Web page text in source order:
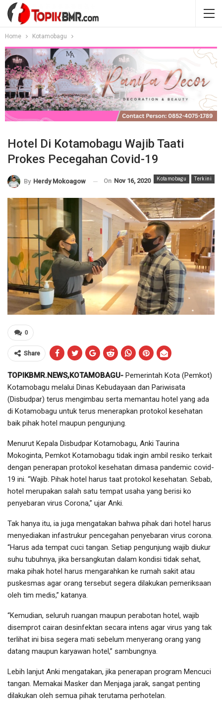
Home Kotamobagu
Hotel Di Kotamobagu Wajib Taati
Prokes Pecegahan Covid-19
Kotamobagu Terkini
By Herdy Mokoagow On Nov 16, 2020
0
Share
TOPIKBMR.NEWS,KOTAMOBAGU- Pemerintah Kota (Pemkot)
Kotamobagu melalui Dinas Kebudayaan dan Pariwisata
(Disbudpar) terus mengimbau serta memantau hotel yang ada
di Kotamobagu untuk terus menerapkan protokol kesehatan
baik pihak hotel maupun pengunjung.
Menurut Kepala Disbudpar Kotamobagu, Anki Taurina
Mokoginta, Pemkot Kotamobagu tidak ingin ambil resiko terkait
dengan penerapan protokol kesehatan dimasa pandemic covid-
19 ini. “Wajib. Pihak hotel harus taat protokol kesehatan. Sebab,
hotel merupakan salah satu tempat usaha yang berisi ko
penyebaran virus Corona,” ujar Anki.
Tak hanya itu, ia juga mengatakan bahwa pihak dari hotel harus
menyediakan infastrukur pencegahan penyebaran virus corona.
“Harus ada tempat cuci tangan. Setiap pengunjung wajib diukur
suhu tubuhnya, jika bersangkutan dalam kondisi tidak sehat,
maka pihak hotel harus mengarahkan ke rumah sakit atau
puskesmas agar orang tersebut segera dilakukan pemeriksaan
oleh tim medis,” katanya.
“Kemudian, seluruh ruangan maupun perabotan hotel, wajib
disemprot cairan desinfektan secara intens agar virus yang tak
terlihat ini bisa segera mati sebelum menyerang orang yang
datang maupun karyawan hotel,” sambungnya.
Lebih lanjut Anki mengatakan, jika penerapan program Mencuci
tangan. Memakai Masker dan Menjaga jarak, sangat penting
dilakukan oleh semua pihak terutama perhotelan.